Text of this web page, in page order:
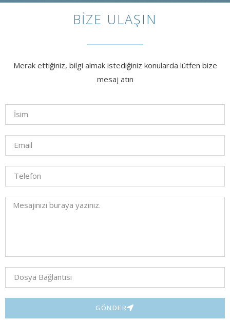
BIZE ULAŞIN
Merak ettiğiniz, bilgi almak istediğiniz konularda lütfen bize
mesaj atın
GÖNDER